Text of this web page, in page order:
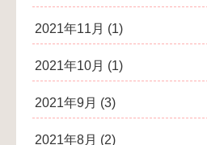
2021年11月 (1)
2021年10月 (1)
2021年9月 (3)
2021年8月 (2)